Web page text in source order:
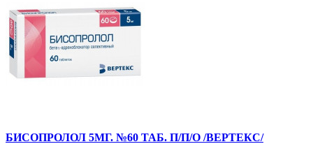
БИСОПРОЛОЛ 5МГ. №60 ТАБ. П/П/О /ВЕРТЕКС/